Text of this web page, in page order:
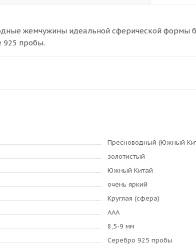
жемчужины идеальной сферической формы
925 пробы.
Пресноводный (Южный
золотистый
Южный Китай
очень яркий
Круглая (сфера)
AAA
8,5-9 мм
Серебро 925 пробы